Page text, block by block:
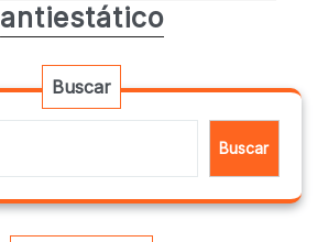
antiestático
Buscar
Buscar